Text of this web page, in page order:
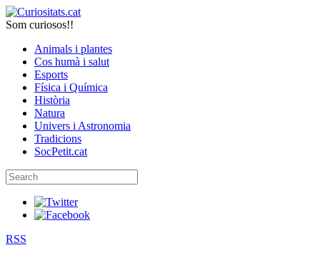
Som curiosos!!
Animals i plantes
Cos humà i salut
Esports
Física i Química
Història
Natura
Univers i Astronomia
Tradicions
SocPetit.cat
RSS